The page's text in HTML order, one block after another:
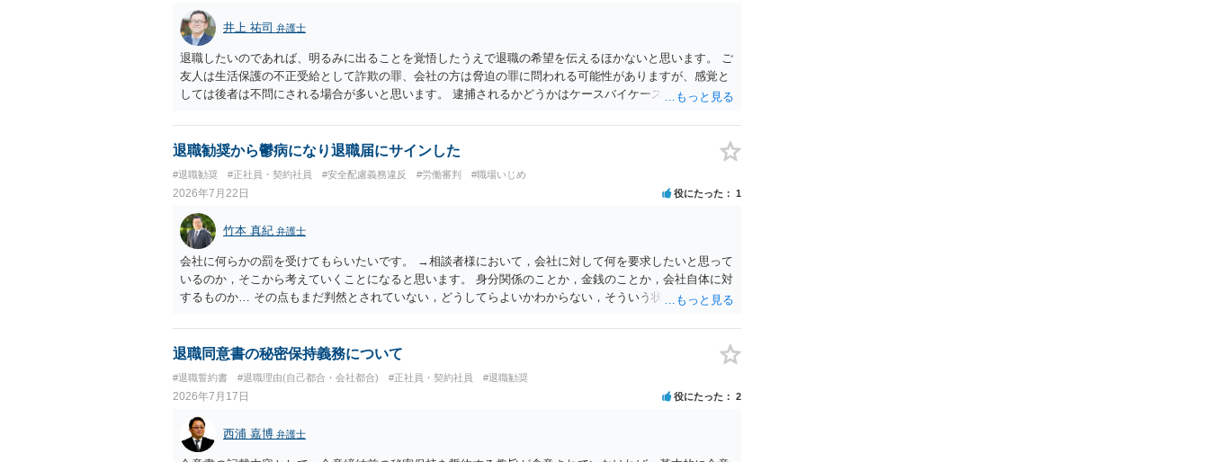
井上 祐司 弁護士
退職したいのであれば、明るみに出ることを覚悟したうえで退職の希望を伝えるほかないと思います。 ご
友人は生活保護の不正受給として詐欺の罪、会社の方は脅迫の罪に問われる可能性がありますが、感覚と
しては後者は不問にされる場合が多いと思います。 逮捕されるかどうかはケースバイケースです。
退職勧奨から鬱病になり退職届にサインした
#退職勧奨 #正社員・契約社員 #安全配慮義務違反 #労働審判 #職場いじめ
2026年7月22日 役にたった 1
竹本 真紀 弁護士
会社に何らかの罰を受けてもらいたいです。 →相談者様において，会社に対して何を要求したいと思って
いるのか，そこから考えていくことになると思います。 身分関係のことか，金銭のことか，会社自体に対
するものか… その点もまだ判然とされていない，どうしてらよいかわからない，そういう状態なのであれ
退職同意書の秘密保持義務について
#退職誓約書 #退職理由(自己都合・会社都合) #正社員・契約社員 #退職勧奨
2026年7月17日 役にたった 2
西浦 嘉博 弁護士